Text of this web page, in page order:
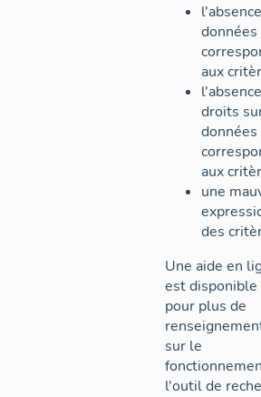
données
aux
droits
données
aux
une
des
Une aide en
est disponible
pour plus de
sur le
l'outil de